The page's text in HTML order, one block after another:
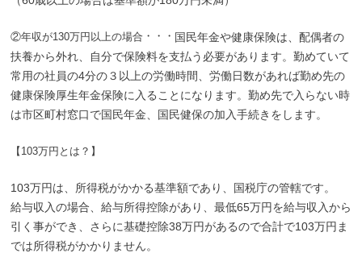
②年収が130万円以上の場合 ・・・ 国民年金や健康保険は、配偶者の
扶養から外れ、自分で保険料を支払う必要があります。勤めていて
常用の社員の4分の３以上の労働時間、労働日数があれば勤め先の
健康保険厚生年金保険に入ることになります。勤め先で入らない時
は市区町村窓口で国民年金、国民健保の加入手続きをします。
【103万円とは？】
103万円は、所得税がかかる基準額であり、国税庁の管轄です。
給与収入の場合、給与所得控除があり、最低65万円を給与収入から
引く事ができ、さらに基礎控除38万円があるので合計で103万円ま
では所得税がかかりません。